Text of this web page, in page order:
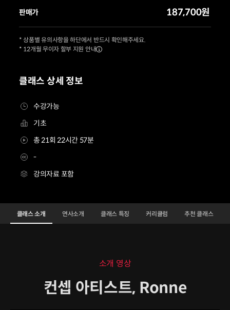
클래스 상세 정보
수강가능
기초
총 21회 22시간 57분
-
강의자료 포함
판매가 187,700원
* 상품별 유의사항을 하단에서 반드시 확인해주세요.
* 12개월 무이자 할부 지원 안내
컨셉아티스트 Ronne Details
Configuration Information Shortcuts
클래스 소개 연사소개 클래스 특징 커리큘럼 추천 클래스
소개 영상
컨셉 아티스트, Ronne